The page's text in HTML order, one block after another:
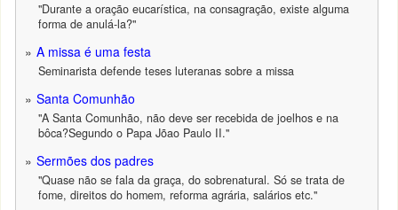
"Durante a oração eucarística, na consagração, existe alguma
forma de anulá-la?"
A missa é uma festa
Seminarista defende teses luteranas sobre a missa
Santa Comunhão
"A Santa Comunhão, não deve ser recebida de joelhos e na
bôca?Segundo o Papa Jõao Paulo II."
Sermões dos padres
"Quase não se fala da graça, do sobrenatural. Só se trata de
fome, direitos do homem, reforma agrária, salários etc."